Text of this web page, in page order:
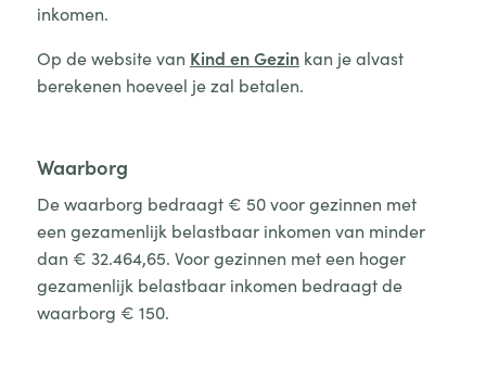
inkomen.
Op de website van Kind en Gezinkan je alvast
berekenen hoeveel je zal betalen.
Waarborg
De waarborg bedraagt € 50 voor gezinnen met
een gezamenlijk belastbaar inkomen van minder
dan € 32.464,65. Voor gezinnen met een hoger
gezamenlijk belastbaar inkomen bedraagt de
waarborg € 150.